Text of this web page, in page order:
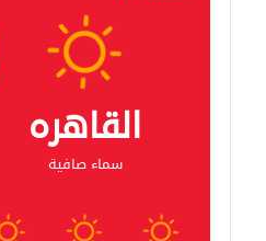
القاهره
سماء صافية